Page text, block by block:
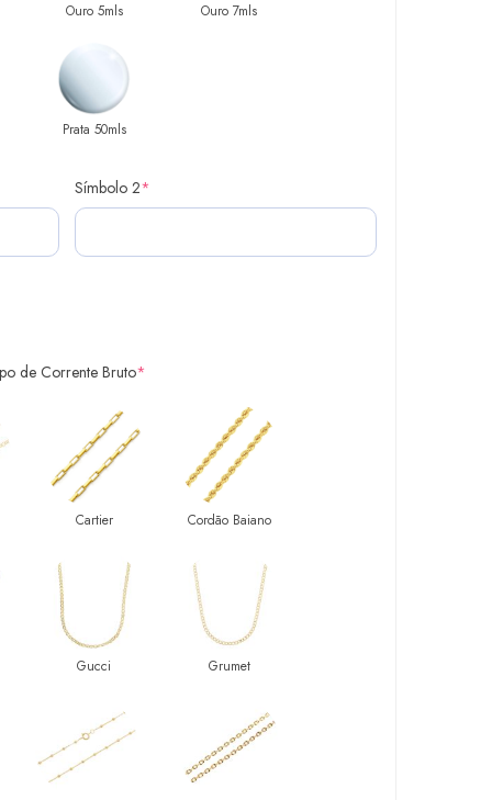
Ouro 5mls Ouro 7mls
Prata 50mls
Símbolo 2*
de Corrente Bruto*
Cartier Cordão Baiano
Gucci Grumet